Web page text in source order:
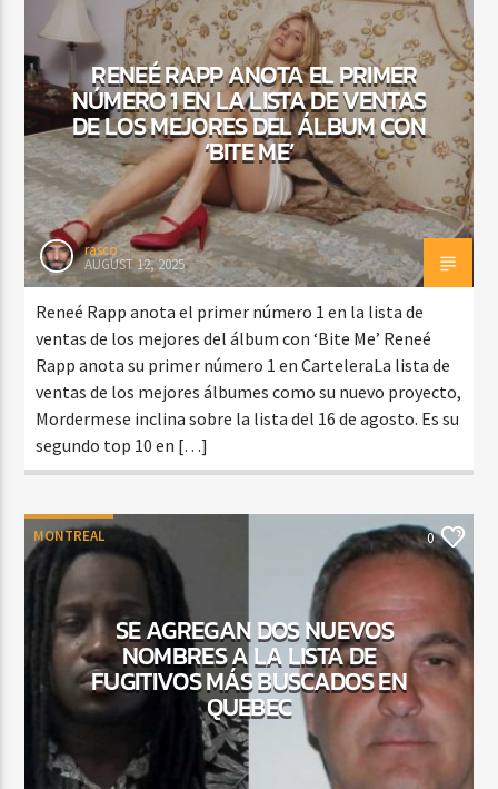
CURRENT SHOW
BALADAS Y VALLENATO
2:00 PM 5:00 PM
Beone Radio
RENEÉ RAPP ANOTA EL PRIMER
NÚMERO 1 EN LA LISTA DE VENTAS
DE LOS MEJORES DEL ÁLBUM CON
‘BITE ME’
rasco
AUGUST 12, 2025
Reneé Rapp anota el primer número 1 en la lista de
ventas de los mejores del álbum con ‘Bite Me’ Reneé
Rapp anota su primer número 1 en CarteleraLa lista de
ventas de los mejores álbumes como su nuevo proyecto,
Mordermese inclina sobre la lista del 16 de agosto. Es su
segundo top 10 en […]
MONTREAL 0
SE AGREGAN DOS NUEVOS
NOMBRES A LA LISTA DE
FUGITIVOS MÁS BUSCADOS EN
QUEBEC